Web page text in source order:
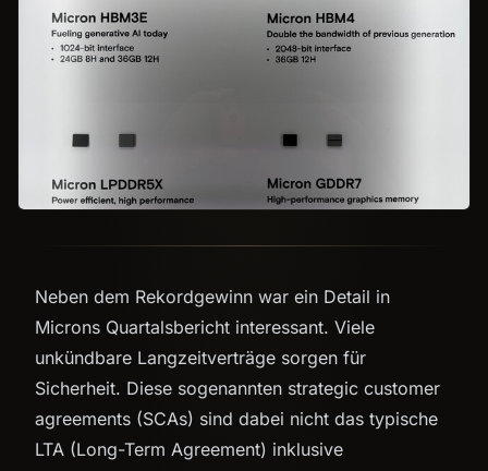
Neben dem Rekordgewinn war ein Detail in
Microns Quartalsbericht interessant. Viele
unkündbare Langzeitverträge sorgen für
Sicherheit. Diese sogenannten strategic customer
agreements (SCAs) sind dabei nicht das typische
LTA (Long-Term Agreement) inklusive